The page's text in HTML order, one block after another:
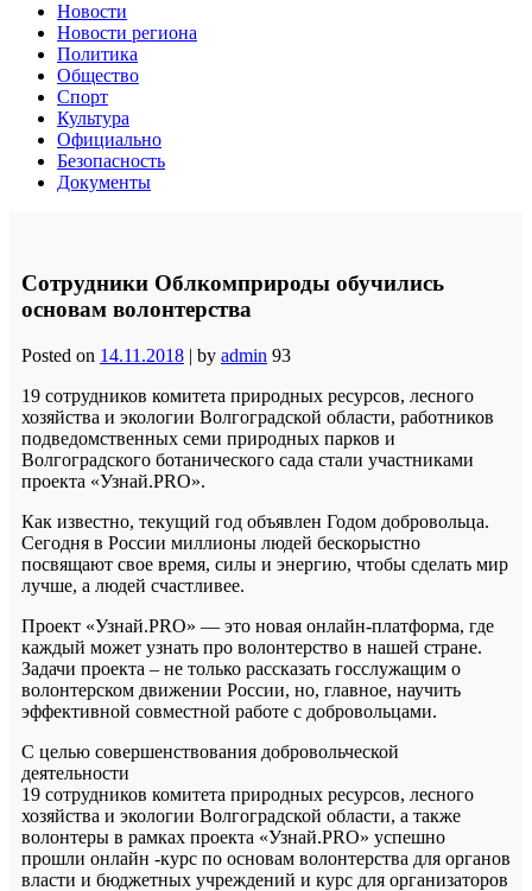
Новости
Новости региона
Политика
Общество
Спорт
Культура
Официально
Безопасность
Документы
Сотрудники Облкомприроды обучились
основам волонтерства
Posted on 14.11.2018 | by admin 93
19 сотрудников комитета природных ресурсов, лесного
хозяйства и экологии Волгоградской области, работников
подведомственных семи природных парков и
Волгоградского ботанического сада стали участниками
проекта «Узнай.PRO».
Как известно, текущий год объявлен Годом добровольца.
Сегодня в России миллионы людей бескорыстно
посвящают свое время, силы и энергию, чтобы сделать мир
лучше, а людей счастливее.
Проект «Узнай.PRO» — это новая онлайн-платформа, где
каждый может узнать про волонтерство в нашей стране.
Задачи проекта – не только рассказать госслужащим о
волонтерском движении России, но, главное, научить
эффективной совместной работе с добровольцами.
С целью совершенствования добровольческой
деятельности
19 сотрудников комитета природных ресурсов, лесного
хозяйства и экологии Волгоградской области, а также
волонтеры в рамках проекта «Узнай.PRO» успешно
прошли онлайн -курс по основам волонтерства для органов
власти и бюджетных учреждений и курс для организаторов